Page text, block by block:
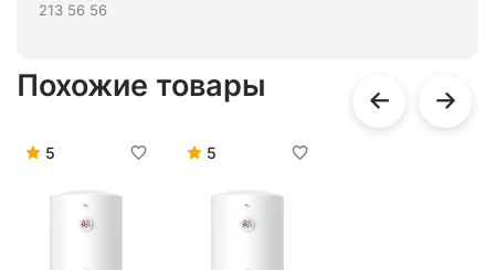
213 56 56
Похожие товары
5 5